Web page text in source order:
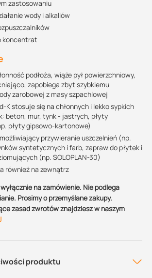
zastosowaniu
wody i alkaliów
koncentrat
podłoża, wiąże pył powierzchniowy,
zapobiega zbyt szybkiemu
zarobowej z masy szpachlowej
K stosuje się na chłonnych i lekko sypkich
beton, mur, tynk - jastrych, płyty
płyty gipsowo-kartonowe)
przywieranie uszczelnień (np.
syntetycznych i farb, zapraw do płytek i
(np. SOLOPLAN-30)
również na zewnątrz
na zamówienie. Nie podlega
Prosimy o przemyślane zakupy.
zasad zwrotów znajdziesz w naszym
produktu